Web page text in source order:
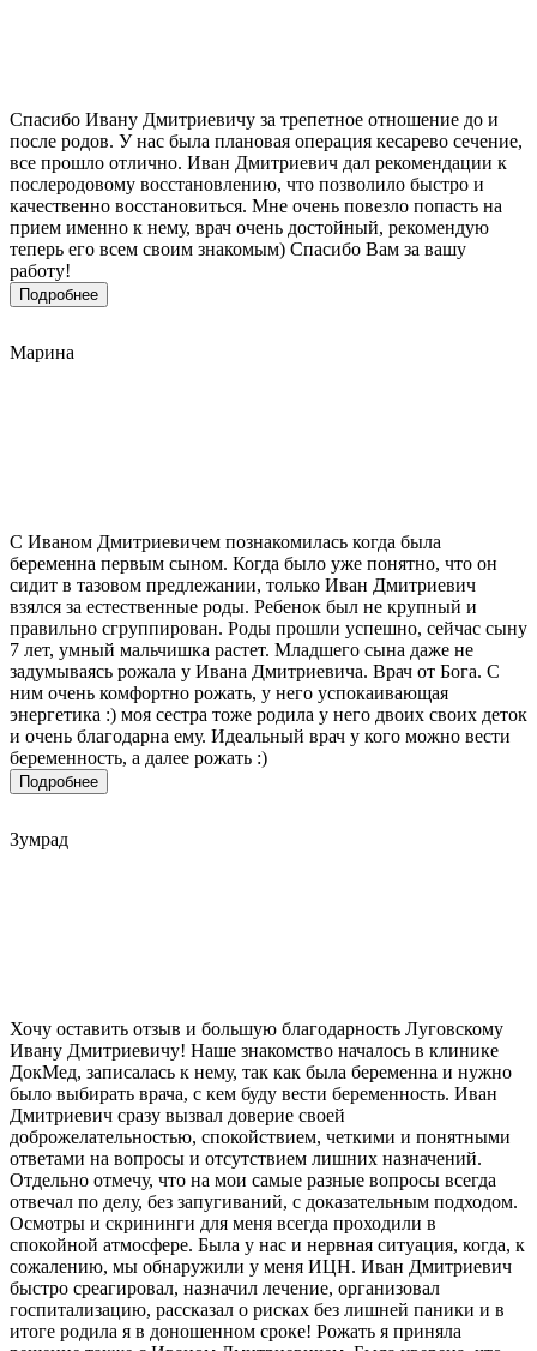
Спасибо Ивану Дмитриевичу за трепетное отношение до и
после родов. У нас была плановая операция кесарево сечение,
все прошло отлично. Иван Дмитриевич дал рекомендации к
послеродовому восстановлению, что позволило быстро и
качественно восстановиться. Мне очень повезло попасть на
прием именно к нему, врач очень достойный, рекомендую
теперь его всем своим знакомым) Спасибо Вам за вашу
работу!
Подробнее
Марина
С Иваном Дмитриевичем познакомилась когда была
беременна первым сыном. Когда было уже понятно, что он
сидит в тазовом предлежании, только Иван Дмитриевич
взялся за естественные роды. Ребенок был не крупный и
правильно сгруппирован. Роды прошли успешно, сейчас сыну
7 лет, умный мальчишка растет. Младшего сына даже не
задумываясь рожала у Ивана Дмитриевича. Врач от Бога. С
ним очень комфортно рожать, у него успокаивающая
энергетика :) моя сестра тоже родила у него двоих своих деток
и очень благодарна ему. Идеальный врач у кого можно вести
беременность, а далее рожать :)
Подробнее
Зумрад
Хочу оставить отзыв и большую благодарность Луговскому
Ивану Дмитриевичу! Наше знакомство началось в клинике
ДокМед, записалась к нему, так как была беременна и нужно
было выбирать врача, с кем буду вести беременность. Иван
Дмитриевич сразу вызвал доверие своей
доброжелательностью, спокойствием, четкими и понятными
ответами на вопросы и отсутствием лишних назначений.
Отдельно отмечу, что на мои самые разные вопросы всегда
отвечал по делу, без запугиваний, с доказательным подходом.
Осмотры и скрининги для меня всегда проходили в
спокойной атмосфере. Была у нас и нервная ситуация, когда, к
сожалению, мы обнаружили у меня ИЦН. Иван Дмитриевич
быстро среагировал, назначил лечение, организовал
госпитализацию, рассказал о рисках без лишней паники и в
итоге родила я в доношенном сроке! Рожать я приняла